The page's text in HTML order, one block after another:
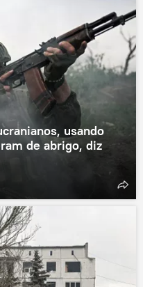
usando
de abrigo, diz